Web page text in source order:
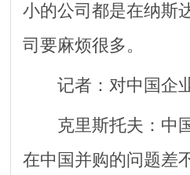
小的公司都是在纳斯
司要麻烦很多。
记者：对中国企业
克里斯托夫：中国
在中国并购的问题差